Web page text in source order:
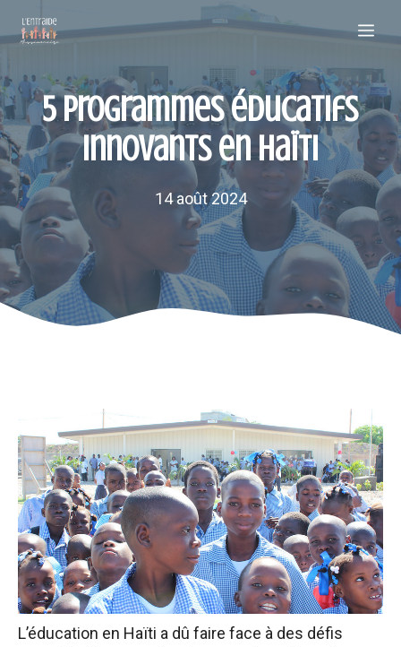
au
5 programmes éducatifs
innovants en Haïti
14 août 2024
L’éducation en Haïti a dû faire face à des défis